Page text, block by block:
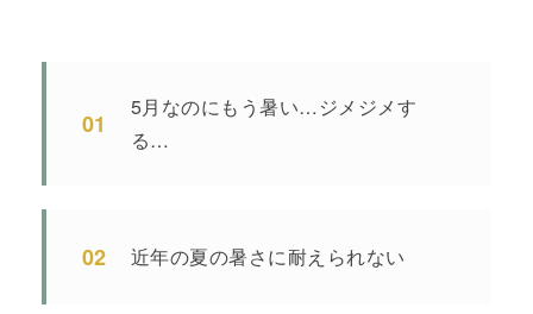
01
5月なのにもう暑い…ジメジメす
る…
02 近年の夏の暑さに耐えられない